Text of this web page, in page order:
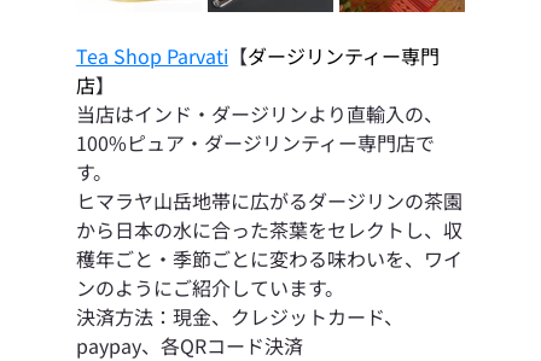
Tea Shop Parvati【ダージリンティー専門
店】
当店はインド・ダージリンより直輸入の、
100%ピュア・ダージリンティー専門店で
す。
ヒマラヤ山岳地帯に広がるダージリンの茶園
から日本の水に合った茶葉をセレクトし、収
穫年ごと・季節ごとに変わる味わいを、ワイ
ンのようにご紹介しています。
決済方法：現金、クレジットカード、
paypay、各QRコード決済